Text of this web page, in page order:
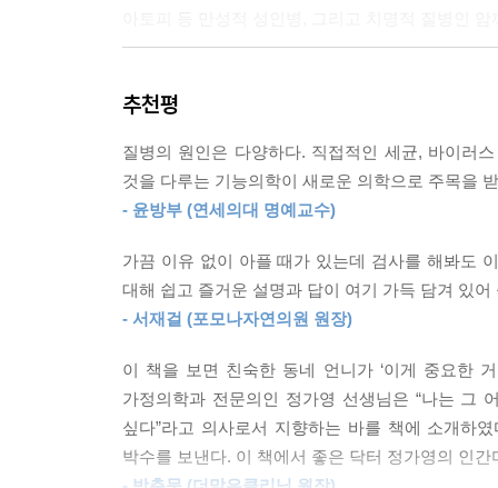
이다. 이제는 더 똑똑하게 공부하고 효율적으로
적절히 병행할 필요가 있다.
--- p.272
유지법을 설명한다. 특히 면역력을 높이는 데 가
관련된 실천 방법을 제시한다.
비싼 약과 건강검진으로만 건강을 돌봤던 사람
돌파구가 될 것이다.
추천평
질병의 원인은 다양하다. 직접적인 세균, 바이러
것을 다루는 기능의학이 새로운 의학으로 주목을
- 윤방부 (연세의대 명예교수)
가끔 이유 없이 아플 때가 있는데 검사를 해봐도
대해 쉽고 즐거운 설명과 답이 여기 가득 담겨 있어
- 서재걸 (포모나자연의원 원장)
이 책을 보면 친숙한 동네 언니가 ‘이게 중요한
가정의학과 전문의인 정가영 선생님은 “나는 그
싶다”라고 의사로서 지향하는 바를 책에 소개하
박수를 보낸다. 이 책에서 좋은 닥터 정가영의 인